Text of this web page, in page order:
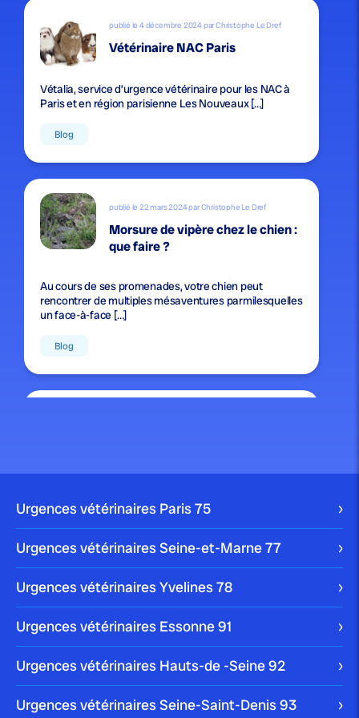
publié le 4 décembre 2024 par Christophe Le Dref
Vétérinaire NAC Paris
Vétalia, service d’urgence vétérinaire pour les NAC à
Paris et en région parisienne Les Nouveaux […]
Blog
publié le 22 mars 2024 par Christophe Le Dref
Morsure de vipère chez le chien :
que faire ?
Au cours de ses promenades, votre chien peut
rencontrer de multiples mésaventures parmilesquelles
un face-à-face […]
Blog
crucial de ne pas oublier […]
Blog
dans son quotidien. La tique en est […]
Urgences vétérinaires Paris75
Urgences vétérinaires Seine-et-Marne77
Urgences vétérinaires Yvelines78
Urgences vétérinaires Essonne91
Urgences vétérinaires Hauts-de -Seine92
Urgences vétérinaires Seine-Saint-Denis93